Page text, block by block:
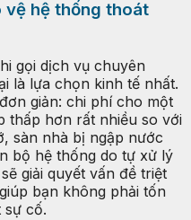
vệ hệ thống thoát
gọi dịch vụ chuyên
là lựa chọn kinh tế nhất.
giản: chi phí cho một
thấp hơn rất nhiều so với
sàn nhà bị ngập nước
bộ hệ thống do tự xử lý
giải quyết vấn đề triệt
bạn không phải tốn
sự cố.